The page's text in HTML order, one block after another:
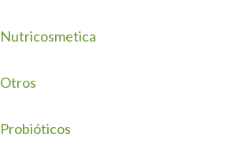
Nutricosmetica
Otros
Probióticos